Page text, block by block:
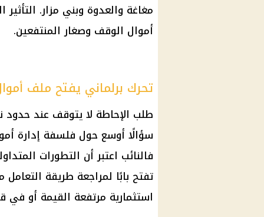
مغاغة والعدوة وبني مزار.
أموال الوقف وصغار المنتفعين.
تحرك برلماني يفتح ملف
طلب الإحاطة لا يتوقف عند حدود
سؤالًا أوسع حول فلسفة إدارة
فالنائب اعتبر أن التطورات
تفتح بابًا لمراجعة طريقة
استثمارية مرتفعة القيمة أو